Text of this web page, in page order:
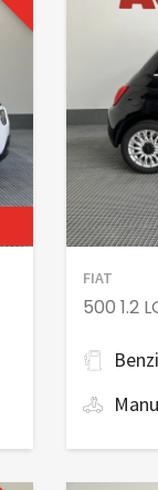
FIAT
500 1.2